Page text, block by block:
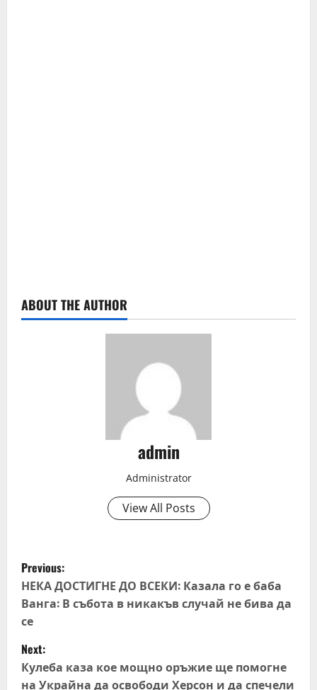
ABOUT THE AUTHOR
admin
Administrator
View All Posts
P
o
s
t
n
Previous:
НЕКА ДОСТИГНЕ ДО ВСЕКИ: Казала го е баба
Ванга: В събота в никакъв случай не бива да
се
Next:
Кулеба каза кое мощно оръжие ще помогне
на Украйна да освободи Херсон и да спечели